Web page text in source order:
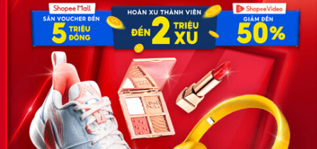
Hoa, Quận Cầu Giấy, TP Hà Nội, Việt Nam
SĐT: 0981 448 766
Email:
hotro@timviec.com.vn
VỀ CHÚNG TÔI
News.timviec.com.vn là website cung cấp thông tin liên quan đến
nhân sự, nghề nghiệp do Timviec.com.vn vận hành nhằm giúp
doanh nghiệp, nhân sự tuyển dụng, người đi làm, người tìm việc
cập nhật thông tin và đáp ứng được mong muốn của mình.